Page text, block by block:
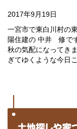
2017年9月19日
一宮市で東白川村の
陽住建の 中井 修で
秋の気配になってき
ぎてゆくような今日